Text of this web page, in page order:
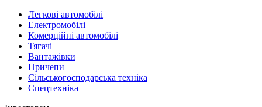
Легкові автомобілі
Електромобілі
Комерційні автомобілі
Тягачі
Вантажівки
Причепи
Сільськогосподарська техніка
Спецтехніка